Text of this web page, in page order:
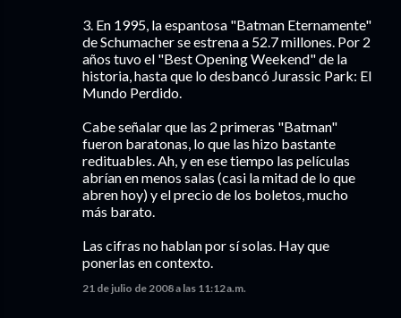
3. En 1995, la espantosa "Batman Eternamente"
de Schumacher se estrena a 52.7 millones. Por 2
años tuvo el "Best Opening Weekend" de la
historia, hasta que lo desbancó Jurassic Park: El
Mundo Perdido.
Cabe señalar que las 2 primeras "Batman"
fueron baratonas, lo que las hizo bastante
redituables. Ah, y en ese tiempo las películas
abrían en menos salas (casi la mitad de lo que
abren hoy) y el precio de los boletos, mucho
más barato.
Las cifras no hablan por sí solas. Hay que
ponerlas en contexto.
21 de julio de 2008 a las 11:12 a.m.